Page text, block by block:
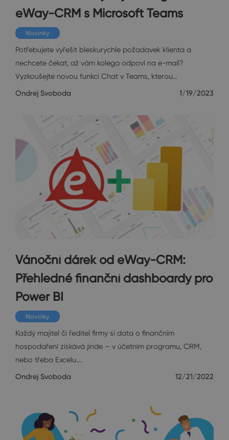
eWay-CRM s Microsoft Teams
Novinky
Potřebujete vyřešit bleskurychle požadavek klienta a
nechcete čekat, až vám kolega odpoví na e-mail?
Vyzkoušejte novou funkci Chat v Teams, kterou…
Ondrej Svoboda 1/19/2023
Vánoční dárek od eWay-CRM:
Přehledné finanční dashboardy pro
Power BI
Novinky
Každý majitel či ředitel firmy si data o finančním
hospodaření získává jinde – v účetním programu, CRM,
nebo třeba Excelu.…
Ondrej Svoboda 12/21/2022